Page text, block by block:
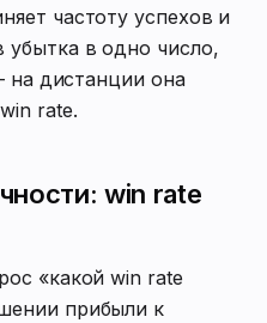
частоту успехов и
в одно число,
дистанции она
rate.
win rate
«какой win rate
прибыли к